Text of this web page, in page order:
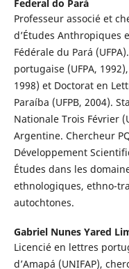
Federal do Pará
Professeur associé et
d’Études Anthropiques
Fédérale du Pará
portugaise (UFPA,
1998) et Doctorat en
Paraíba (UFPB, 2004).
Nationale Trois Février
Argentine. Chercheur
Développement
Études dans les
ethnologiques, ethno-
autochtones.
Gabriel Nunes Yared
Licencié en lettres
d’Amapá (UNIFAP),